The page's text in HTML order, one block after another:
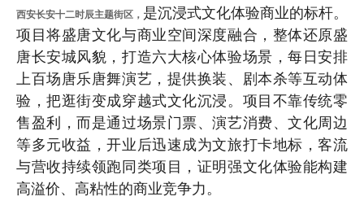
西安长安十二时辰主题街区， 是沉浸式文化体验商业的标杆。
项目将盛唐文化与商业空间深度融合，整体还原盛
唐长安城风貌，打造六大核心体验场景，每日安排
上百场唐乐唐舞演艺，提供换装、剧本杀等互动体
验，把逛街变成穿越式文化沉浸。项目不靠传统零
售盈利，而是通过场景门票、演艺消费、文化周边
等多元收益，开业后迅速成为文旅打卡地标，客流
与营收持续领跑同类项目，证明强文化体验能构建
高溢价、高粘性的商业竞争力。